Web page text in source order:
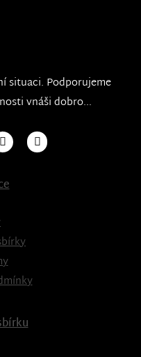
situaci. Podporujeme
vnáši dobro...